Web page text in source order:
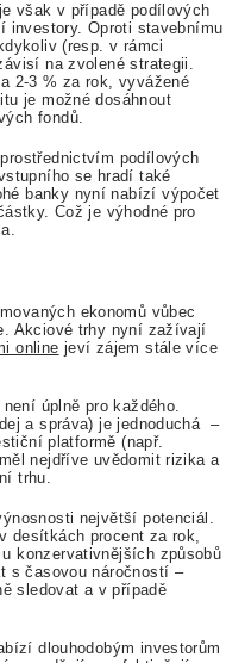
však v případě podílových
investory. Oproti stavebnímu
(resp. v rámci
na zvolené strategii.
2-3 % za rok, vyvážené
je možné dosáhnout
fondů.
podílových
se hradí také
banky nyní nabízí výpočet
Což je výhodné pro
ekonomů vůbec
Akciové trhy nyní zažívají
online jeví zájem stále více
úplně pro každého.
a správa) je jednoduchá –
platformě (např.
nejdříve uvědomit rizika a
trhu.
největší potenciál.
desítkách procent za rok,
konzervativnějších způsobů
s časovou náročností –
sledovat a v případě
dlouhodobým investorům